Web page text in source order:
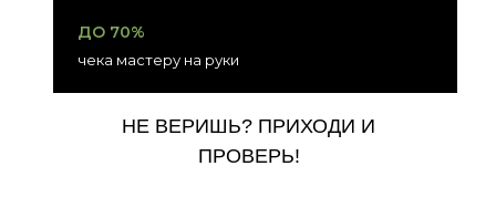
ДО 70%
чека мастеру на руки
НЕ ВЕРИШЬ? ПРИХОДИ И
ПРОВЕРЬ!